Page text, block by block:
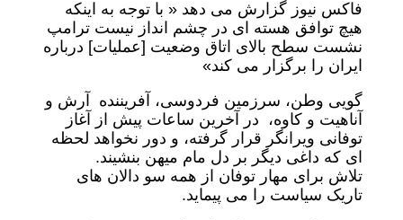
فاکس نیوز گزارش می دهد « با توجه به اینکه
هیچ توافق هسته ای در چشم انداز نیست ترامپ
نشست سطح بالای اتاق وضعیت [عملیات] درباره
ایران را برگزار می کند»
گویی وطن، سرزمین فردوسی، آفریننده آرش و
آناهیت و کاوه، در آخرین ساعات پیش از آغاز
توفانی ویرانگر قرار گرفته، و دور نخواهد لحظه
ای که داغی دیگر بر دل مام میهن بنشیند.
تلاش برای مهار توفان از همه سو دالان های
تاریک سیاست را می پیماید.